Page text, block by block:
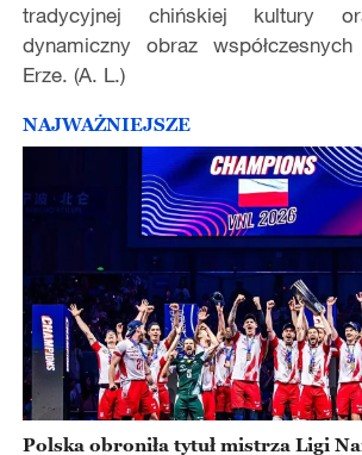
tradycyjnej chińskiej kultury
dynamiczny obraz
Erze. (A. L.)
NAJWAŻNIEJSZE
Polska obroniła tytuł mistrza Ligi